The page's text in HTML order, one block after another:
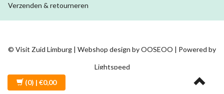
Verzenden & retourneren
© Visit Zuid Limburg | Webshop design byOOSEOO | Powered by
Lightspeed
(0) | €0,00